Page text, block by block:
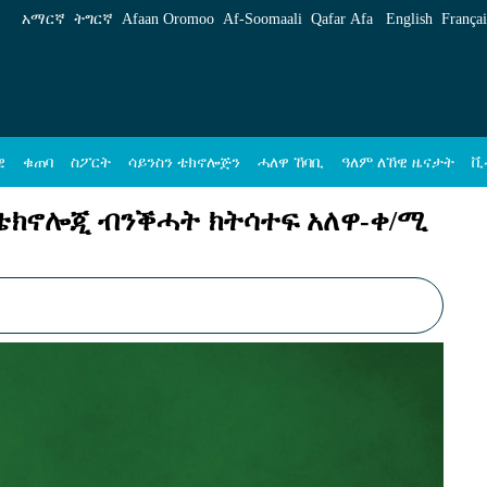
አለዋ-ቀ/ሚ ኣቢይ ኣሕመድ(ዶ/ር) - ኢዜአ
አማርኛ ትግርኛ Afaan Oromoo Af‑Soomaali Qafar Afa English
ቁጠባ ስፖርት ሳይንስን ቴክኖሎጅን ሓለዋ ኸባቢ ዓለም ለኸዊ ዜናታት
ብንቕሓት ክትሳተፍ አለዋ-ቀ/ሚ